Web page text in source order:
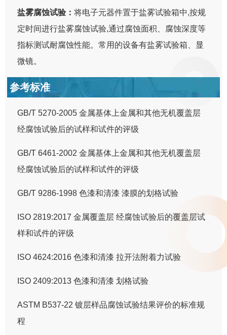
盐雾腐蚀试验：将电子元器件置于盐雾试验箱中,按规
定时间进行盐雾腐蚀试验,通过腐蚀面积、腐蚀深度等
指标测试耐腐蚀性能。常用的设备有盐雾试验箱、显
微镜。
参考标准
GB/T 5270-2005 金属基体上金属和其他无机覆盖层
经腐蚀试验后的试样和试件的评级
GB/T 6461-2002 金属基体上金属和其他无机覆盖层
经腐蚀试验后的试样和试件的评级
GB/T 9286-1998 色漆和清漆 漆膜的划格试验
ISO 2819:2017 金属覆盖层 经腐蚀试验后的覆盖层试
样和试件的评级
ISO 4624:2016 色漆和清漆 拉开法附着力试验
ISO 2409:2013 色漆和清漆 划格试验
ASTM B537-22 镀层样品腐蚀试验结果评价的标准规
程